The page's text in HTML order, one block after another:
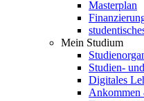
Masterplan
Mein Studium
Studien-
Digitales
Ankommen